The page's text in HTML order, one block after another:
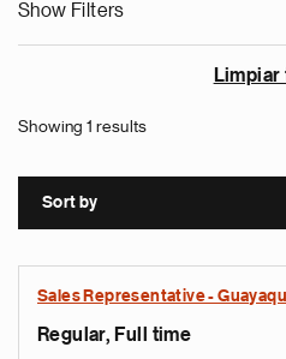
Show Filters
Limpiar
Showing 1 results
Sort by
Sales Representative -
Regular, Full time